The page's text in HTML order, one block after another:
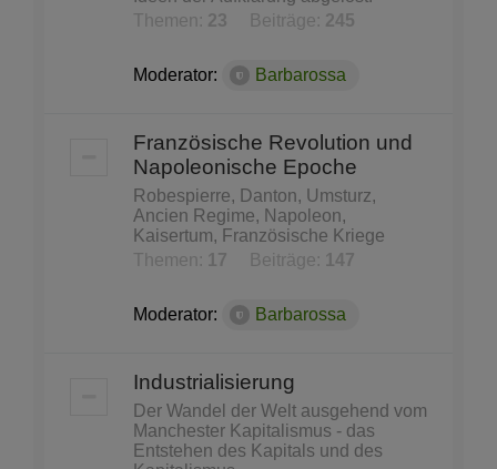
Themen: 23 Beiträge: 245
Moderator: Barbarossa
Französische Revolution und
Napoleonische Epoche
Robespierre, Danton, Umsturz,
Ancien Regime, Napoleon,
Kaisertum, Französische Kriege
Themen:
17 Beiträge: 147
Moderator: Barbarossa
Industrialisierung
Der Wandel der Welt ausgehend vom
Manchester Kapitalismus - das
Entstehen des Kapitals und des